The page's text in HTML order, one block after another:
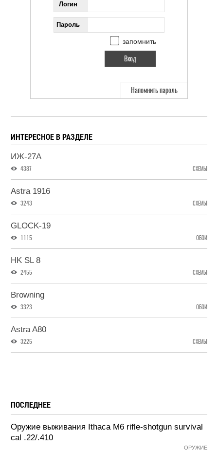
Логин
Пароль
запомнить
Напомнить пароль
ИНТЕРЕСНОЕ В РАЗДЕЛЕ
ИЖ-27А
4387 СХЕМЫ
Astra 1916
3243 СХЕМЫ
GLOCK-19
1115 ОБОИ
HK SL 8
2455 СХЕМЫ
Browning
3323 ОБОИ
Astra A80
3225 СХЕМЫ
ПОСЛЕДНЕЕ
Оружие выживания Ithaca M6 rifle-shotgun survival
cal .22/.410
ОРУЖИЕ